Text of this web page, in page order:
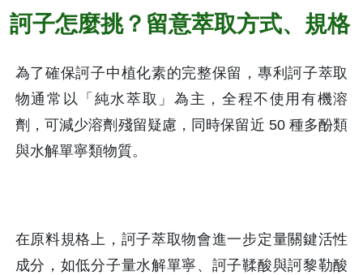
訶子怎麼挑？留意萃取方式、規格
為了確保訶子中植化素的完整保留，專利訶子萃取
物通常以「純水萃取」為主，全程不使用有機溶
劑，可減少溶劑殘留疑慮，同時保留近 50 種多酚類
與水解單寧類物質。
在原料規格上，訶子萃取物會進一步定量關鍵活性
成分，如低分子量水解單寧、訶子鞣酸與訶黎勒酸